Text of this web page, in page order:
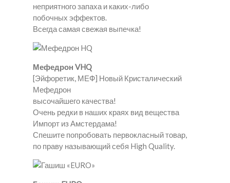
неприятного запаха и каких-либо
побочных эффектов.
Всегда самая свежая выпечка!
Мефедрон VHQ
[Эйфоретик, МЕФ] Новый Кристалический
Мефедрон
высочайшего качества!
Очень редки в наших краях вид вещества
Импорт из Амстердама!
Спешите попробовать первокласный товар,
по праву называющий себя High Quality.